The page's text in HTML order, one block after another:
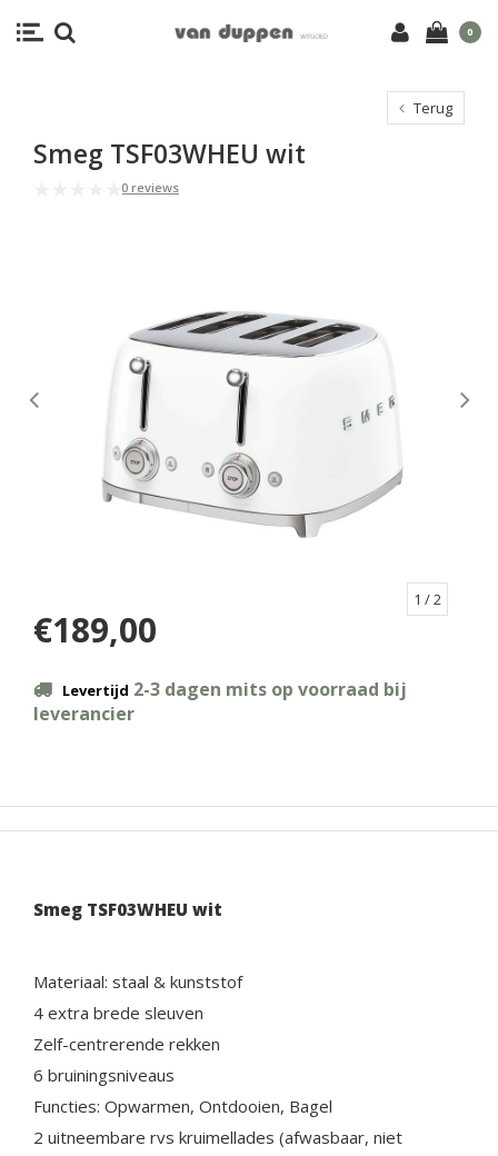
0
Terug
Smeg TSF03WHEU wit
0 reviews
1 / 2
€189,00
Levertijd 2-3 dagen mits op voorraad bij
leverancier
Smeg TSF03WHEU wit
Materiaal: staal & kunststof
4 extra brede sleuven
Zelf-centrerende rekken
6 bruiningsniveaus
Functies: Opwarmen, Ontdooien, Bagel
2 uitneembare rvs kruimellades (afwasbaar, niet